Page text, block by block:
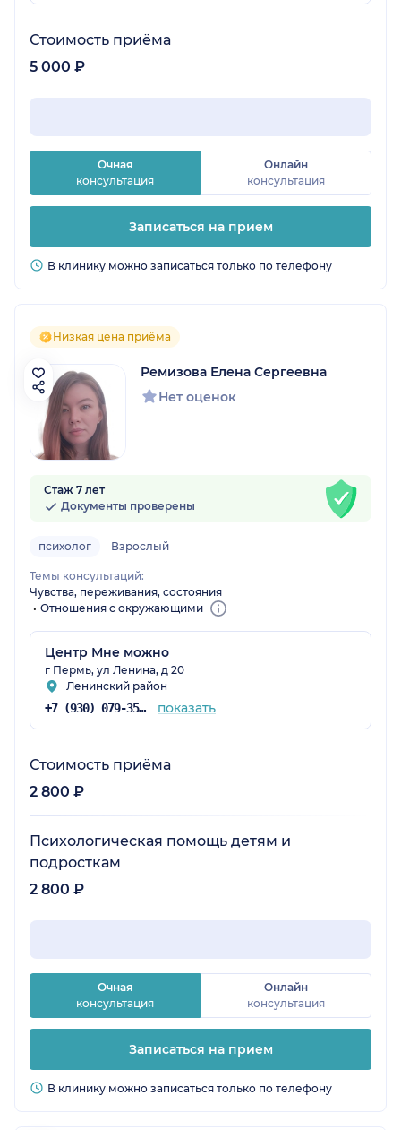
Стоимость приёма
5 000 ₽
Очная
консультация
Онлайн
консультация
Записаться на прием
В клинику можно записаться только по телефону
Низкая цена приёма
Ремизова Елена Сергеевна
Нет оценок
Стаж 7 лет
Документы проверены
психолог Взрослый
Темы консультаций:
Чувства, переживания, состояния
Отношения с окружающими
Центр Мне можно
г Пермь, ул Ленина, д 20
Ленинский район
+7 (930) 079-35-76 показать
Стоимость приёма
2 800 ₽
Психологическая помощь детям и
подросткам
2 800 ₽
Очная
консультация
Онлайн
консультация
Записаться на прием
В клинику можно записаться только по телефону